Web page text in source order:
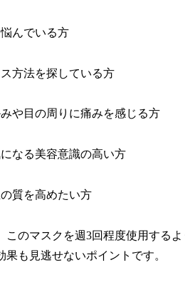
んでいる方
方法を探している方
や目の周りに痛みを感じる方
なる美容意識の高い方
質を高めたい方
このマスクを週3回程度使用する
も見逃せないポイントです。